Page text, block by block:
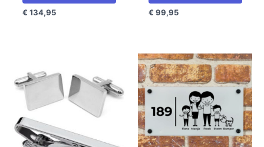
€ 134,95 € 99,95